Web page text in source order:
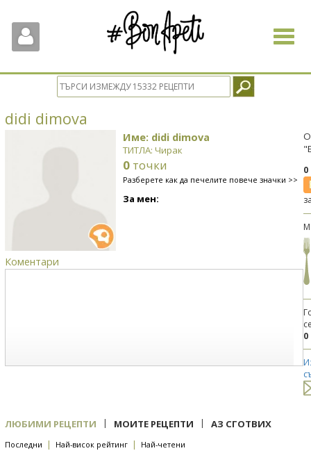
Toggle
didi dimova
Име: didi dimova
ТИТЛА: Чирак
0 точки
Разберете как да печелите повече значки >>
За мен:
Коментари
0
ЛЮБИМИ РЕЦЕПТИ | МОИТЕ РЕЦЕПТИ | АЗ СГОТВИХ
Последни | Най-висок рейтинг | Най-четени